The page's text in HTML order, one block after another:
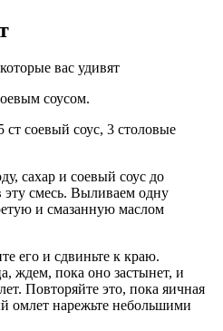
соусом.
соевый соус, 3 столовые
сахар и соевый соус до
эту смесь. Выливаем одну
и смазанную маслом
его и сдвиньте к краю.
ждем, пока оно застынет, и
Повторяйте это, пока яичная
омлет нарежьте небольшими